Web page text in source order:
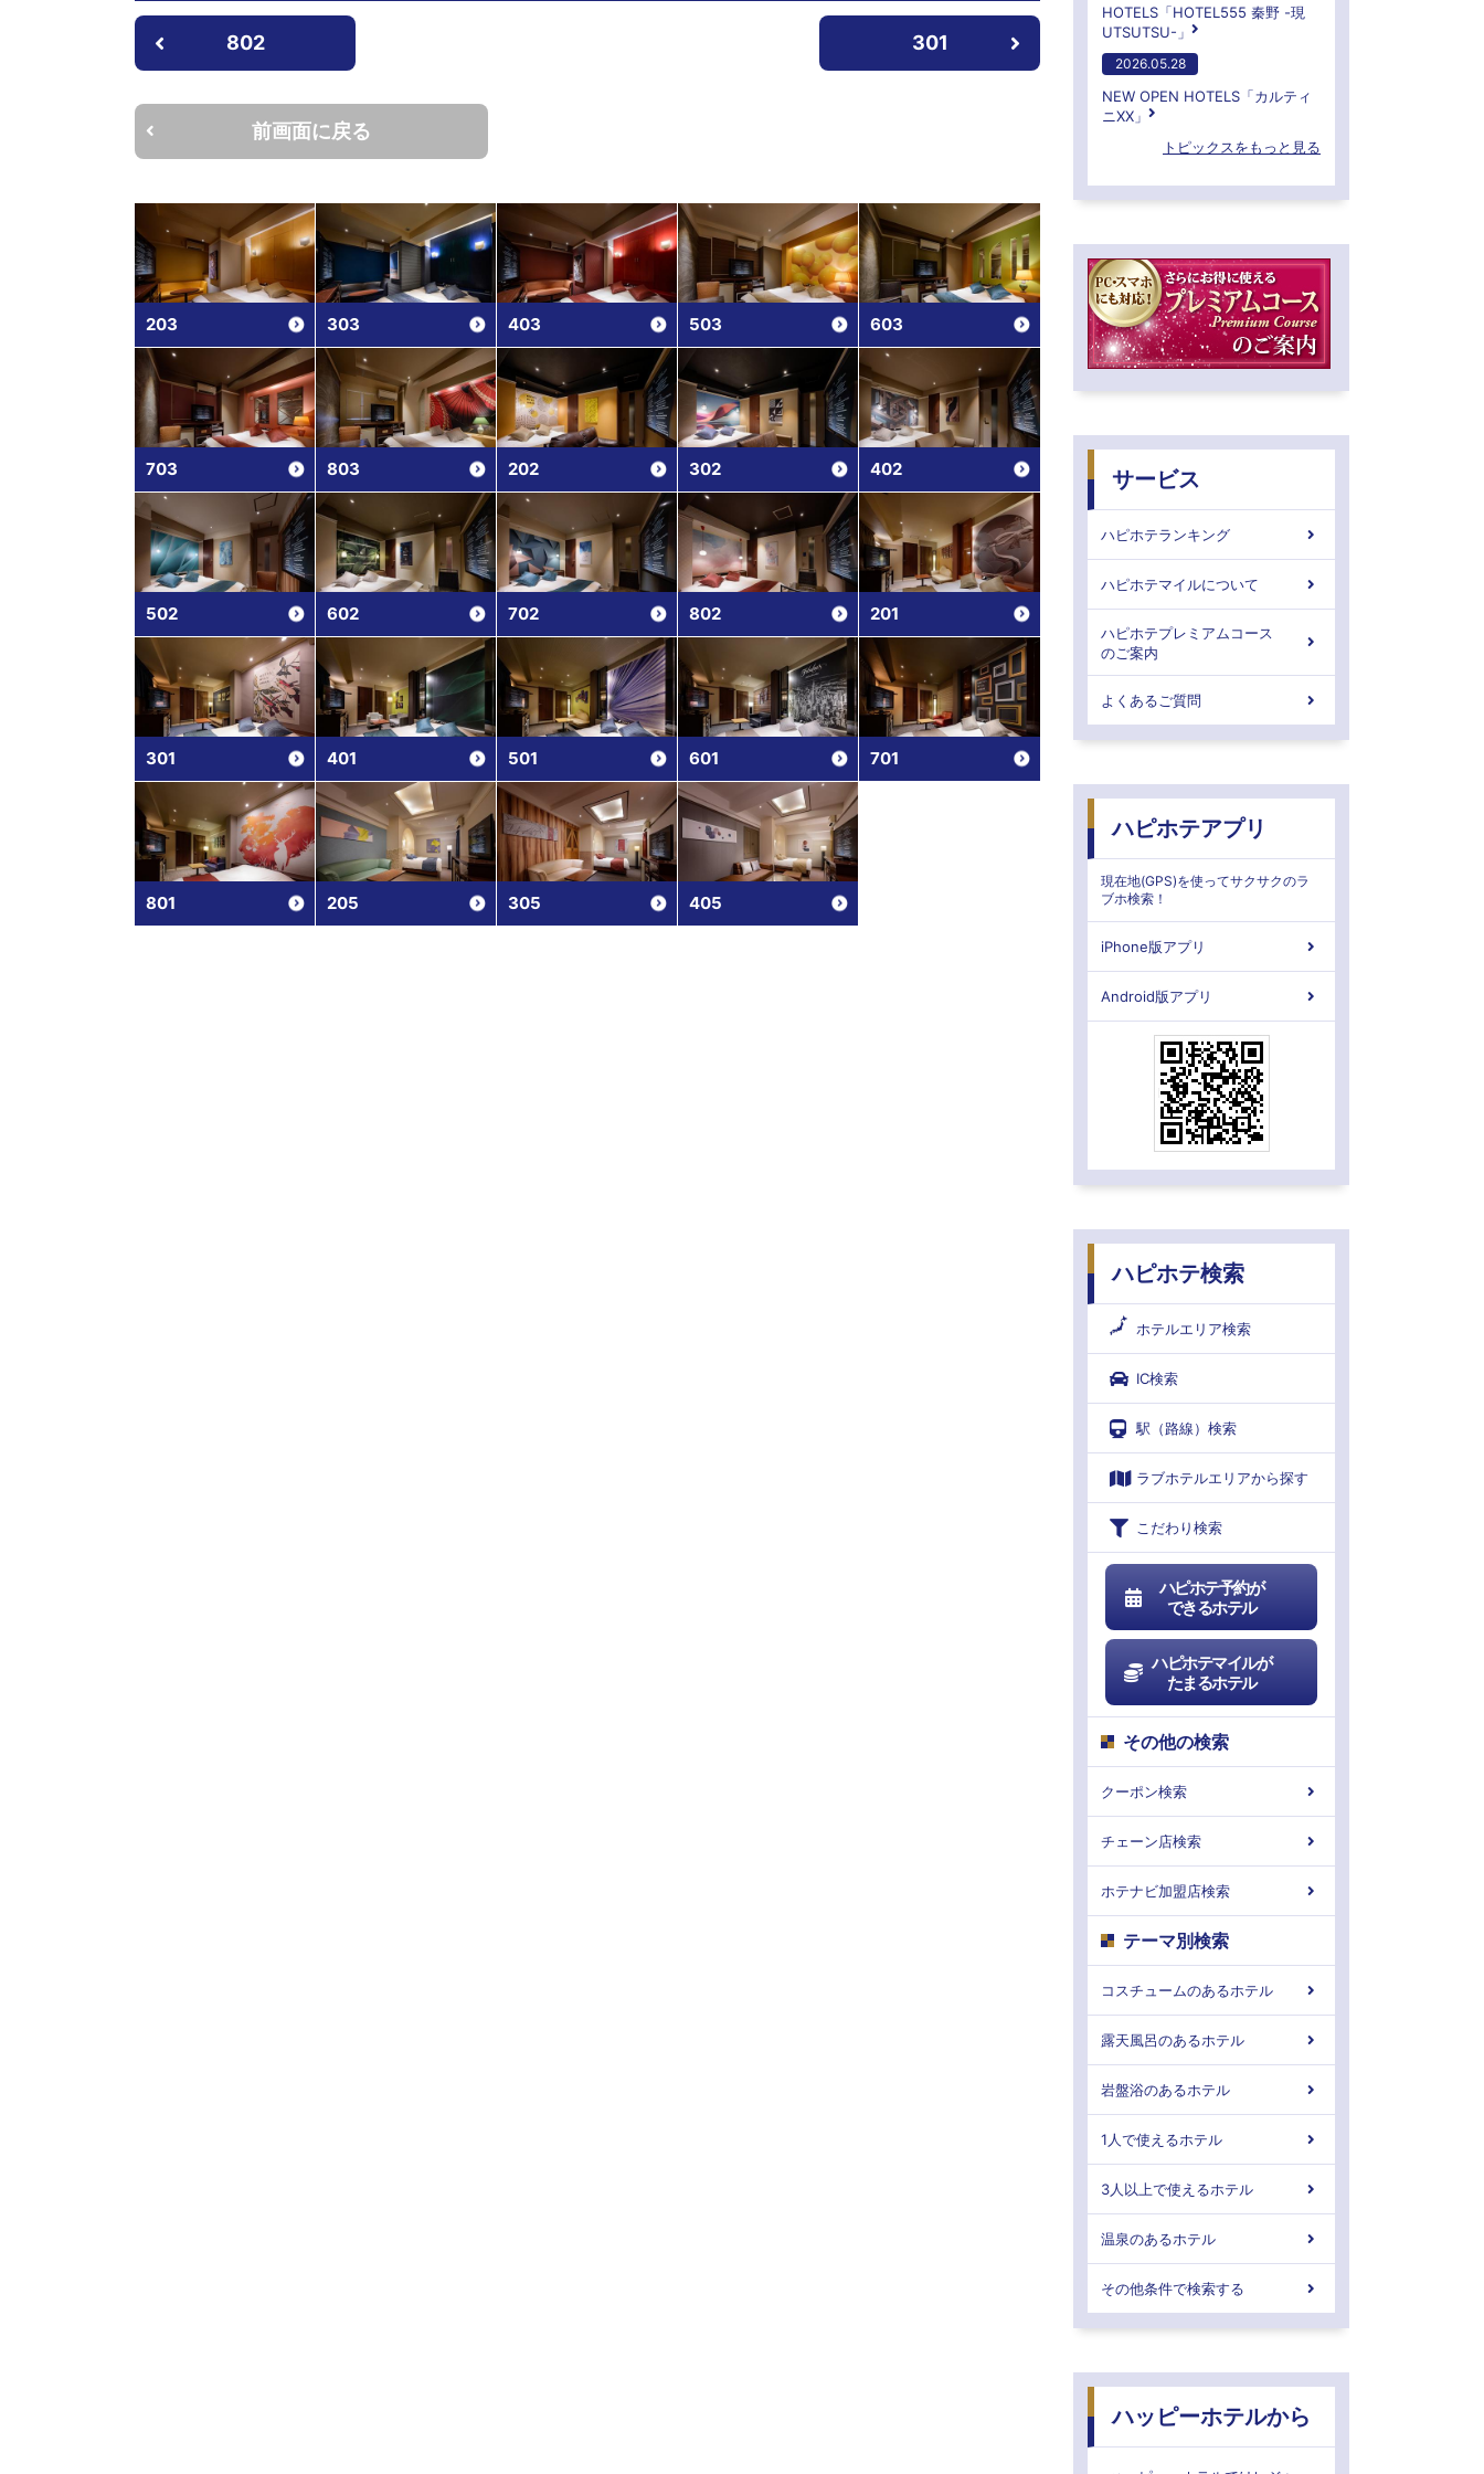
802 301
前画面に戻る
203 303 403 503 603
703 803 202 302 402
502 602 702 802 201
301 401 501 601 701
801 205 305 405
HOTELS「HOTEL555 秦野 -現
UTSUTSU-」
2026.05.28
NEW OPEN HOTELS「カルティ
ニXX」
トピックスをもっと見る
サービス
ハピホテランキング
ハピホテマイルについて
ハピホテプレミアムコース
のご案内
よくあるご質問
ハピホテアプリ
現在地(GPS)を使ってサクサクのラ
ブホ検索！
iPhone版アプリ
Android版アプリ
ハピホテ検索
ホテルエリア検索
IC検索
駅（路線）検索
ラブホテルエリアから探す
こだわり検索
ハピホテ予約が
できるホテル
ハピホテマイルが
たまるホテル
その他の検索
クーポン検索
チェーン店検索
ホテナビ加盟店検索
テーマ別検索
コスチュームのあるホテル
露天風呂のあるホテル
岩盤浴のあるホテル
1人で使えるホテル
3人以上で使えるホテル
温泉のあるホテル
その他条件で検索する
ハッピーホテルから